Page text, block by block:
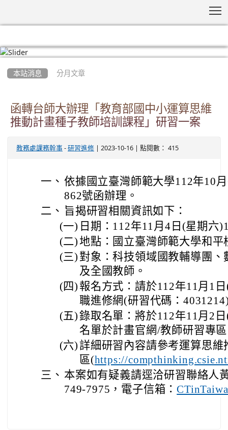
本站消息 分月文章
函轉台師大辦理「教育部國中小運算思維
推動計畫種子教師培訓課程」研習一案
教務處課務幹事 - 研習進修 | 2023-10-16 | 點閱數： 415
一、 依據國立臺灣師範大學112年10
862號函辦理。
二、 旨揭研習相關資訊如下：
(一) 日期：112年11月4日(星期六
(二)地點：國立臺灣師範大學和平
(三) 對象：科技領域國教輔導團
及全國教師。
(四) 報名方式：請於112年11月1
職進修網(研習代碼：
(五)錄取名單：將於112年11月2
名單於計畫官網/教師研習專
(六)詳細研習內容請參考運算思
區(https://
三、 本案如有疑義請逕洽研習聯絡人
749-7975，電子信箱：